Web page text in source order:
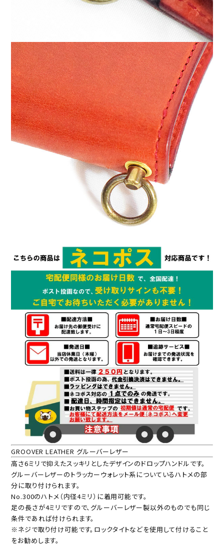
GROOVER LEATHER グルーバーレザー
高さ6ミリで抑えたスッキリとしたデザインのドロップハンドルです。
グルーバーレザーのトラッカーウォレット系についているハトメの部
分に取り付けられます。
No.300のハトメ（内径4ミリ）に着用可能です。
足の長さが4ミリですので、グルーバーレザー製以外のものでも同じ
条件であれば付けられます。
※ネジで取り付け可能です。ロックタイトなどを使用して付けること
をお勧めします。